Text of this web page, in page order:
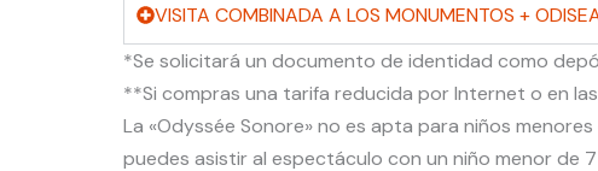
VISITA COMBINADA A LOS MONUMENTOS +
*Se solicitará un documento de identidad como
**Si compras una tarifa reducida por Internet o en
La «Odyssée Sonore» no es apta para niños
puedes asistir al espectáculo con un niño menor de